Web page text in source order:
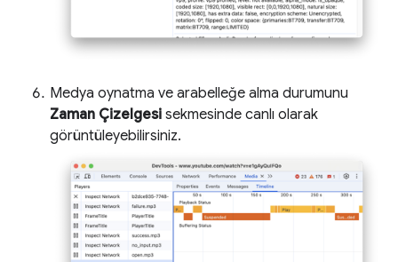
Medya oynatma ve arabelleğe alma durumunu
Zaman Çizelgesi sekmesinde canlı olarak
görüntüleyebilirsiniz.